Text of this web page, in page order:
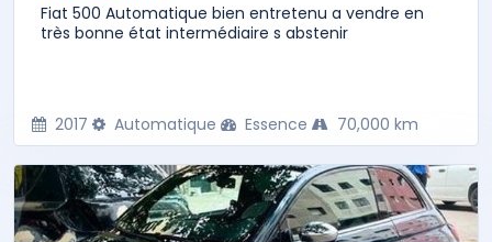
Fiat 500 Automatique bien entretenu a vendre en
très bonne état intermédiaire s abstenir
2017 Automatique Essence 70,000 km